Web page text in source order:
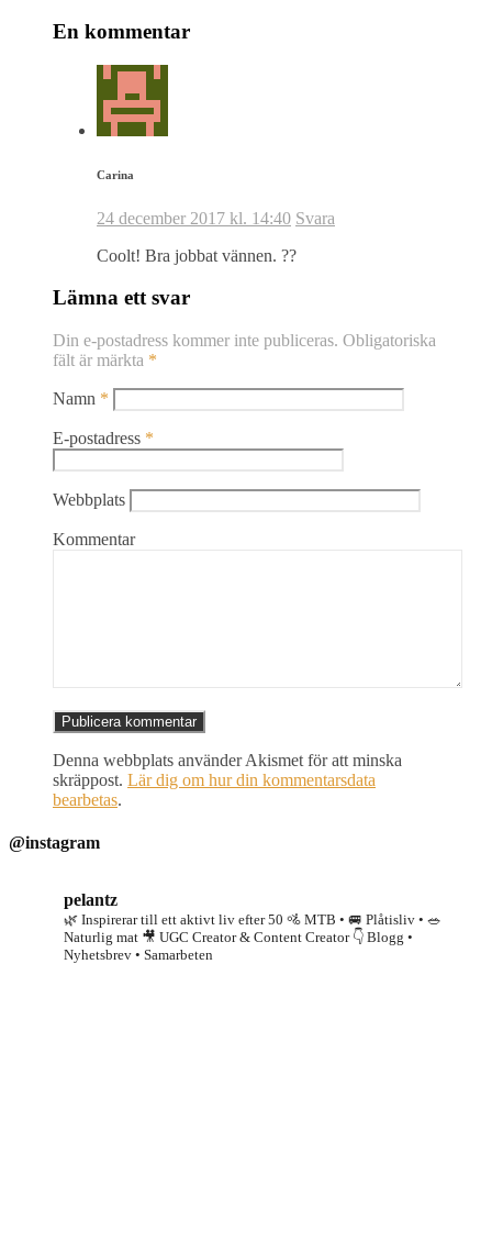
En kommentar
Carina
24 december 2017 kl. 14:40 Svara
Coolt! Bra jobbat vännen. ??
Lämna ett svar
Din e-postadress kommer inte publiceras. Obligatoriska
fält är märkta *
Namn *
E-postadress *
Webbplats
Kommentar
Denna webbplats använder Akismet för att minska
skräppost. Lär dig om hur din kommentarsdata
bearbetas.
@instagram
pelantz
🌿 Inspirerar till ett aktivt liv efter 50 🚵 MTB • 🚐 Plåtisliv • 🥗
Naturlig mat 🎥 UGC Creator & Content Creator👇 Blogg •
Nyhetsbrev • Samarbeten